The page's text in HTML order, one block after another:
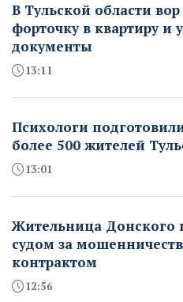
В Тульской области
форточку в квартиру и
документы
13:11
Психологи
более 500 жителей
13:01
Жительница Донского
судом за
контрактом
12:56